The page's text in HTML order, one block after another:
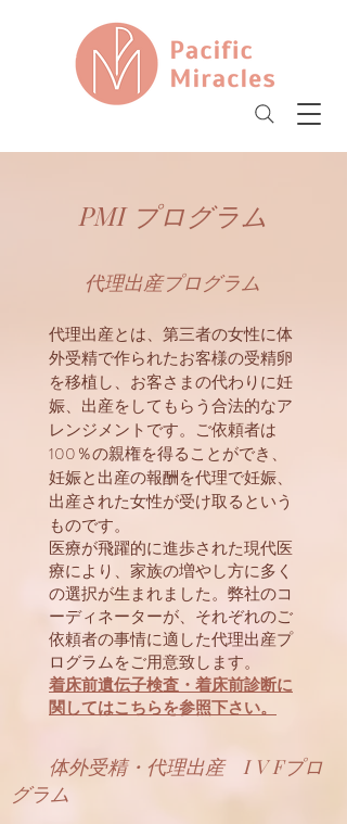
PMI プログラム
代理出産プログラム
代理出産とは、第三者の女性に体
外受精で作られたお客様の受精卵
を移植し、お客さまの代わりに妊
娠、出産をしてもらう合法的なア
レンジメントです。ご依頼者は
100％の親権を得ることができ、
妊娠と出産の報酬を代理で妊娠、
出産された女性が受け取るという
ものです。
医療が飛躍的に進歩された現代医
療により、家族の増やし方に多く
の選択が生まれました。弊社のコ
ーディネーターが、それぞれのご
依頼者の事情に適した代理出産プ
ログラムをご用意致します。
着床前遺伝子検査・着床前診断に
関してはこちらを参照下さい。
体外受精・代理出産 I V Fプロ
グラム